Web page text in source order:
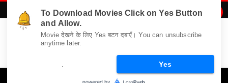
To Download Movies Click on Yes Button
and Allow.
Movie देखने के लिए Yes बटन दबाएँ। You can unsubscribe
anytime later.
Yes